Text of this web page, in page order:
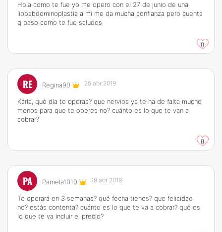
Hola como te fue yo me opero con el 27 de junio de una
lipoabdominoplastia a mi me da mucha confianza pero cuenta
q paso como te fue saludos
0
RE Regina90 25 abr 2019
Karla, qué día te operas? que nervios ya te ha de falta mucho
menos para que te operes no? cuánto es lo que te van a
cobrar?
0
PA Pamela1010 19 abr 2019
Te operará en 3 semanas? qué fecha tienes? que felicidad
no? estás contenta? cuánto es lo que te va a cobrar? qué es
lo que te va incluir el precio?